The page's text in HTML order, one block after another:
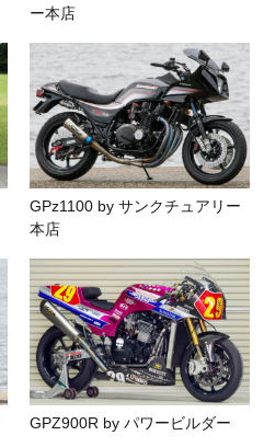
ー本店
GPz1100 by サンクチュアリー
本店
GPZ900R by パワービルダー